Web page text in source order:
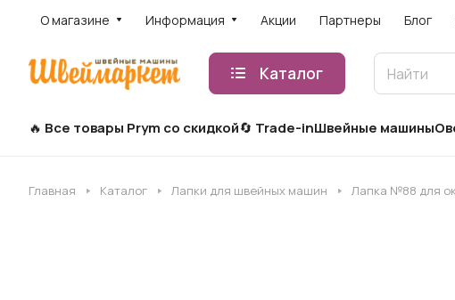
О магазине Информация Акции Партнеры Блог
Каталог
Все товары Prym со скидкой Trade-inШвейные машины
Главная Каталог Лапки для швейных машин Лапка №88 для